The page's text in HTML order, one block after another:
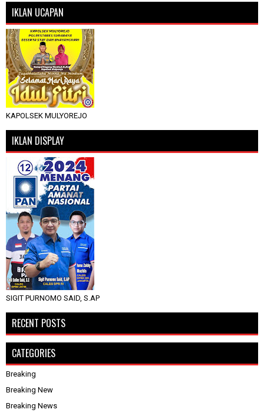
IKLAN UCAPAN
KAPOLSEK MULYOREJO
IKLAN DISPLAY
SIGIT PURNOMO SAID, S.AP
RECENT POSTS
CATEGORIES
Breaking
Breaking New
Breaking News